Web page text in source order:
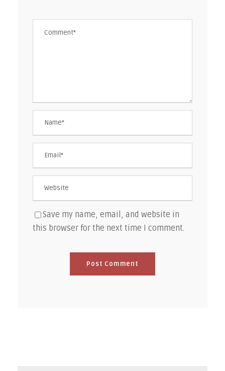
Save my name, email, and website in
this browser for the next time I comment.